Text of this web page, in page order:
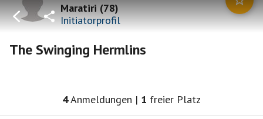
Maratiri(78)
Initiatorprofil
The Swinging Hermlins
4Anmeldungen | 1 freier Platz